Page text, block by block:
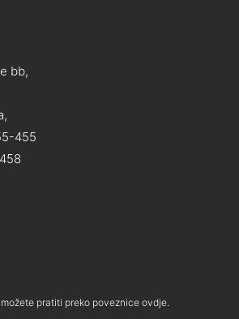
bb,
455
pratiti preko poveznice ovdje.